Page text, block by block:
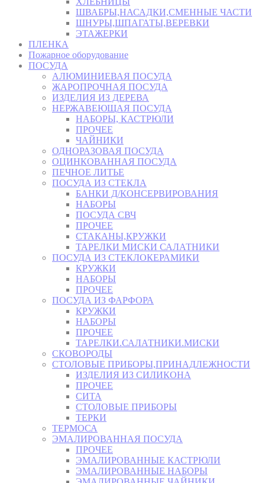
ШВАБРЫ,НАСАДКИ,СМЕННЫЕ ЧАСТИ
ШНУРЫ,ШПАГАТЫ,ВЕРЕВКИ
ЭТАЖЕРКИ
ПЛЕНКА
Пожарное оборудование
ПОСУДА
АЛЮМИНИЕВАЯ ПОСУДА
ЖАРОПРОЧНАЯ ПОСУДА
ИЗДЕЛИЯ ИЗ ДЕРЕВА
НЕРЖАВЕЮЩАЯ ПОСУДА
НАБОРЫ, КАСТРЮЛИ
ПРОЧЕЕ
ЧАЙНИКИ
ОДНОРАЗОВАЯ ПОСУДА
ОЦИНКОВАННАЯ ПОСУДА
ПЕЧНОЕ ЛИТЬЕ
ПОСУДА ИЗ СТЕКЛА
БАНКИ Д/КОНСЕРВИРОВАНИЯ
НАБОРЫ
ПОСУДА СВЧ
ПРОЧЕЕ
СТАКАНЫ,КРУЖКИ
ТАРЕЛКИ МИСКИ САЛАТНИКИ
ПОСУДА ИЗ СТЕКЛОКЕРАМИКИ
КРУЖКИ
НАБОРЫ
ПРОЧЕЕ
ПОСУДА ИЗ ФАРФОРА
КРУЖКИ
НАБОРЫ
ПРОЧЕЕ
ТАРЕЛКИ.САЛАТНИКИ.МИСКИ
СКОВОРОДЫ
СТОЛОВЫЕ ПРИБОРЫ,ПРИНАДЛЕЖНОСТИ
ИЗДЕЛИЯ ИЗ СИЛИКОНА
ПРОЧЕЕ
СИТА
СТОЛОВЫЕ ПРИБОРЫ
ТЕРКИ
ТЕРМОСА
ЭМАЛИРОВАННАЯ ПОСУДА
ПРОЧЕЕ
ЭМАЛИРОВАННЫЕ КАСТРЮЛИ
ЭМАЛИРОВАННЫЕ НАБОРЫ